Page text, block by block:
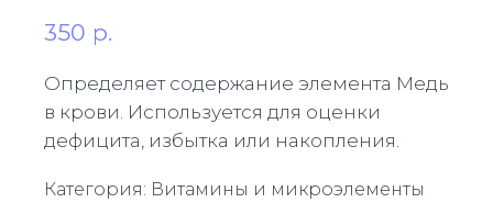
350 р.
Определяет содержание элемента Медь
в крови. Используется для оценки
дефицита, избытка или накопления.
Категория: Витамины и микроэлементы